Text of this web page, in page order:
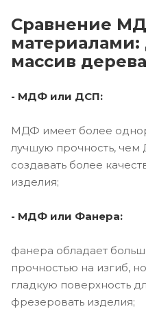
Сравнение
массив дерева
- МДФ или ДСП:
МДФ имеет более
лучшую прочность, чем
создавать более
изделия;
- МДФ или Фанера:
фанера обладает
прочностью на изгиб,
гладкую поверхность
фрезеровать изделия;